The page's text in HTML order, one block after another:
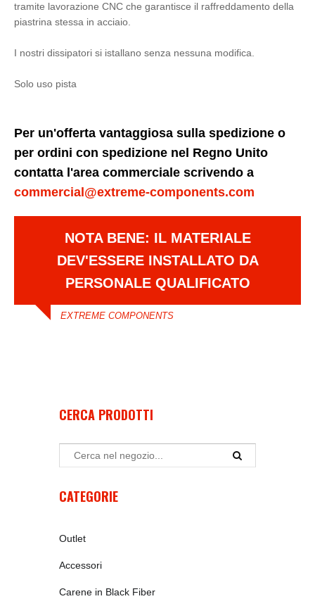
tramite lavorazione CNC che garantisce il raffreddamento della
piastrina stessa in acciaio.
I nostri dissipatori si istallano senza nessuna modifica.
Solo uso pista
Per un'offerta vantaggiosa sulla spedizione o
per ordini con spedizione nel Regno Unito
contatta l'area commerciale scrivendo a
commercial@extreme-components.com
NOTA BENE: IL MATERIALE
DEV'ESSERE INSTALLATO DA
PERSONALE QUALIFICATO
EXTREME COMPONENTS
CERCA PRODOTTI
CATEGORIE
Outlet
Accessori
Carene in Black Fiber